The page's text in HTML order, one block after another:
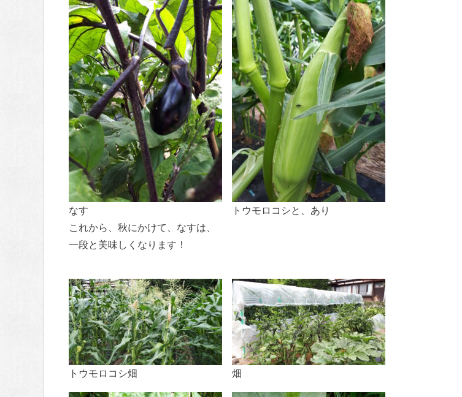
なす
これから、秋にかけて、なすは、
一段と美味しくなります！
トウモロコシと、あり
トウモロコシ畑 畑